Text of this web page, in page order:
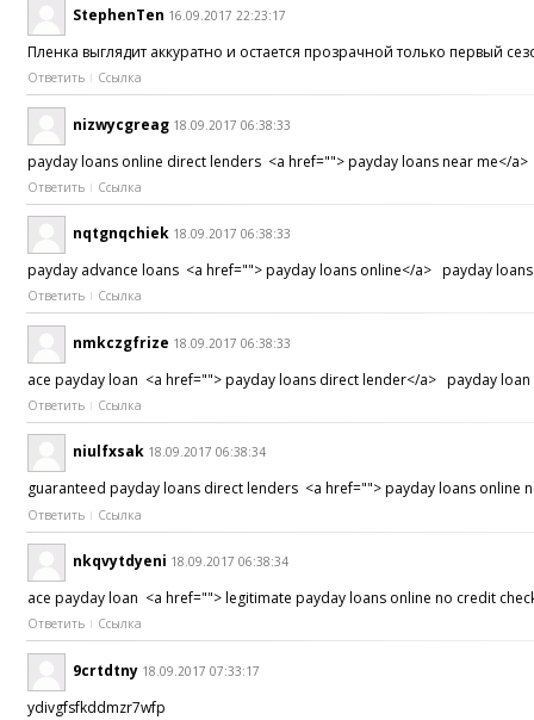
StephenTen 16.09.2017 22:23:17
Пленка выглядит аккуратно и остается прозрачной только первый
Ответить Ссылка
nizwycgreag 18.09.2017 06:38:33
payday loans online direct lenders <a href=""> payday loans near me</
Ответить Ссылка
nqtgnqchiek 18.09.2017 06:38:33
payday advance loans <a href=""> payday loans online</a> payday
Ответить Ссылка
nmkczgfrize 18.09.2017 06:38:33
ace payday loan <a href=""> payday loans direct lender</a> payday
Ответить Ссылка
niulfxsak 18.09.2017 06:38:34
guaranteed payday loans direct lenders <a href=""> payday loans online
Ответить Ссылка
nkqvytdyeni 18.09.2017 06:38:34
ace payday loan <a href=""> legitimate payday loans online no credit
Ответить Ссылка
9crtdtny 18.09.2017 07:33:17
ydivgfsfkddmzr7wfp